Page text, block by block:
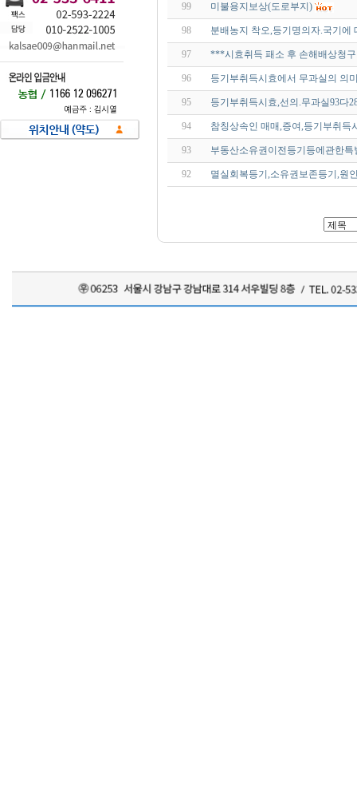
99 미불용지보상(도로부지)
98 분배농지 착오,등기명의자.국기
97 ***시효취득 패소 후 손해배상청
96 등기부취득시효에서 무과실의 의
95 등기부취득시효,선의.무과실93다
94 참칭상속인 매매,증여,등기부취득
93 부동산소유권이전등기등에관한특
92 멸실회복등기,소유권보존등기,원